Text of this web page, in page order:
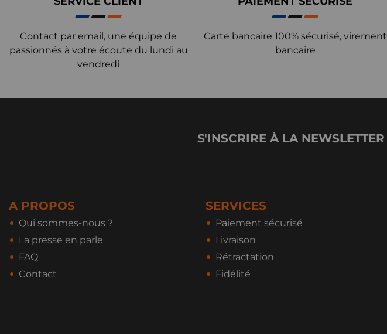
Contact par email, une équipe de
passionnés à votre écoute du lundi au
vendredi
Carte bancaire 100% sécurisé, virement
bancaire
S'INSCRIRE À LA NEWSLETTER
A PROPOS
Qui sommes-nous ?
La presse en parle
FAQ
Contact
SERVICES
Paiement sécurisé
Livraison
Rétractation
Fidélité